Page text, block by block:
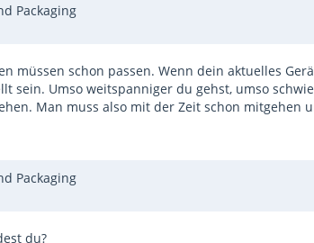
Packaging
müssen schon passen. Wenn dein aktuelles
sein. Umso weitspanniger du gehst, umso
Man muss also mit der Zeit schon mitgehen
Packaging
du?